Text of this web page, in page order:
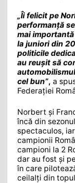
„Îi felicit pe
performanță
mai
la juniori din
politicile
au reușit să
cel bun”, a
Federației
Norbert și
încă din
spectaculos,
campionii
campioni la 2
dar au fost și
în care
ceilalți din